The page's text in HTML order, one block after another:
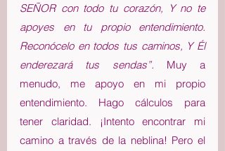
SEÑOR con todo tu corazón, Y no te
apoyes en tu propio entendimiento.
Reconócelo en todos tus caminos, Y Él
enderezará tus sendas”. Muy a
menudo, me apoyo en mi propio
entendimiento. Hago cálculos para
tener claridad. ¡Intento encontrar mi
camino a través de la neblina! Pero el